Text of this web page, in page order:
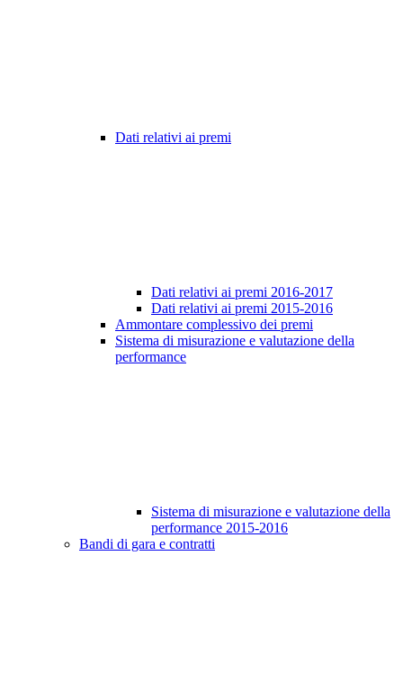
Dati relativi ai premi
Dati relativi ai premi 2016-2017
Dati relativi ai premi 2015-2016
Ammontare complessivo dei premi
Sistema di misurazione e valutazione della
performance
Sistema di misurazione e valutazione della
performance 2015-2016
Bandi di gara e contratti